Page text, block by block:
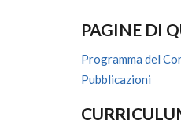
PAGINE DI
Programma del
Pubblicazioni